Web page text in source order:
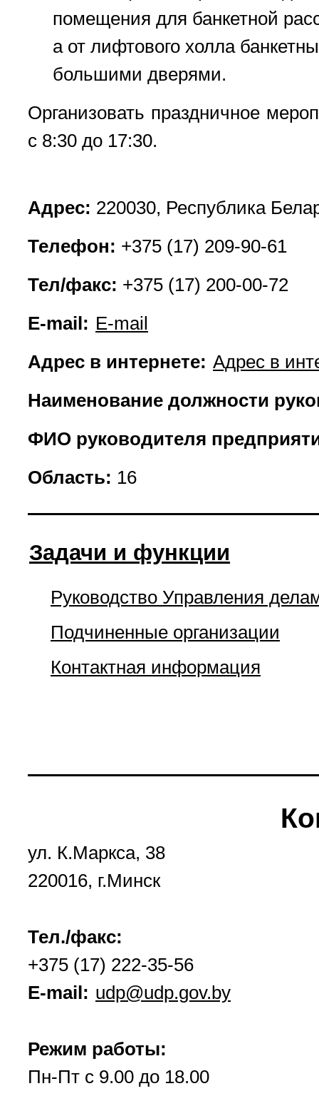
помещения для банкетной
а от лифтового холла
большими дверями.
Организовать праздничное
с 8:30 до 17:30.
Адрес: 220030, Республика
Телефон: +375 (17) 209-90-61
Тел/факс: +375 (17) 200-00-72
E-mail: E-mail
Адрес в интернете: Адрес в
Наименование должности
ФИО руководителя
Область: 16
Задачи и функции
Руководство Управления
Подчиненные организации
Контактная информация
ул. К.Маркса, 38
220016, г.Минск
Тел./факс:
+375 (17) 222-35-56
E-mail: udp@udp.gov.by
Режим работы:
Пн-Пт с 9.00 до 18.00